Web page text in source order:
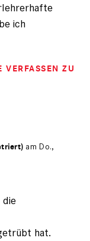
ich
VERFASSEN ZU
am Do.,
die
hat.